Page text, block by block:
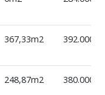
367,33m2 392.000€
248,87m2 380.000€